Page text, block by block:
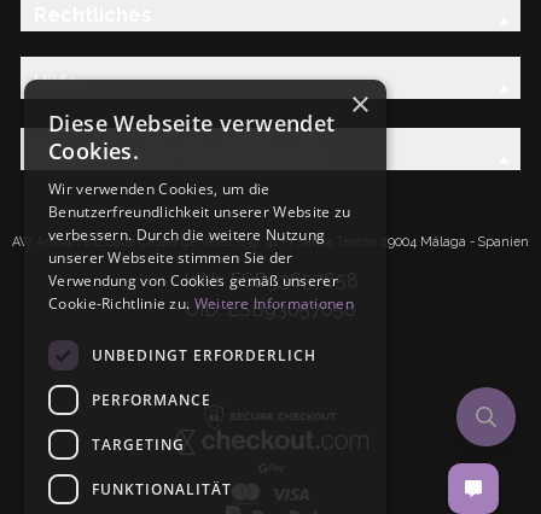
Hilfe
Entdecken Sie die AW-Familie
AW Artisan S.L.Calle Caleta de Velez n39, 41 PI Santa Tereza 29004 Málaga - Spanien
IdNr: ESB93657658
UID: ESB93657658
×
Diese Webseite verwendet
Cookies.
Wir verwenden Cookies, um die
Benutzerfreundlichkeit unserer Website zu
verbessern. Durch die weitere Nutzung
unserer Webseite stimmen Sie der
Verwendung von Cookies gemäß unserer
Cookie-Richtlinie zu. Weitere Informationen
UNBEDINGT ERFORDERLICH
PERFORMANCE
TARGETING
FUNKTIONALITÄT